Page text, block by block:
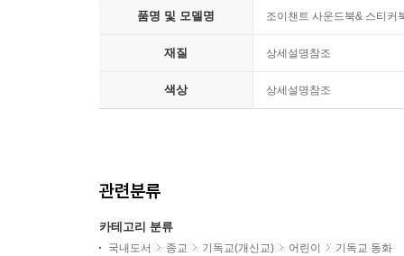
품명 및 모델명 조이챈트 사운드북& 스티커
재질 상세설명참조
색상 상세설명참조
관련분류
카테고리 분류
국내도서 종교 기독교(개신교) 어린이 기독교 동화